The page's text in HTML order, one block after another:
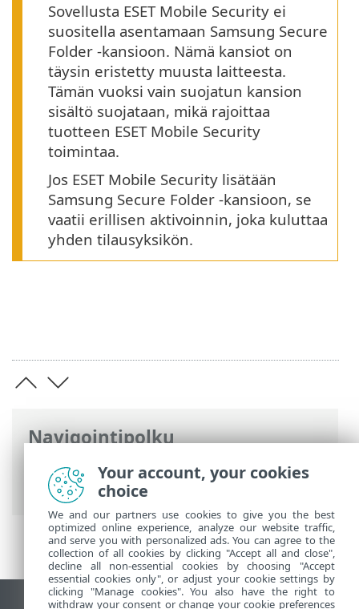
Navigointipolku
ESET-online-ohje>ESET Mobile Security>
Installation_gp
Sovellusta ESET Mobile Security ei
suositella asentamaan Samsung Secure
Folder -kansioon. Nämä kansiot on
täysin eristetty muusta laitteesta.
Tämän vuoksi vain suojatun kansion
sisältö suojataan, mikä rajoittaa
tuotteen ESET Mobile Security
toimintaa.
Jos ESET Mobile Security lisätään
Samsung Secure Folder -kansioon, se
vaatii erillisen aktivoinnin, joka kuluttaa
yhden tilausyksikön.
Your account, your cookies
choice
We and our partners use cookies to give you the best
optimized online experience, analyze our website traffic,
and serve you with personalized ads. You can agree to the
collection of all cookies by clicking "Accept all and close",
decline all non-essential cookies by choosing "Accept
essential cookies only", or adjust your cookie settings by
clicking "Manage cookies". You also have the right to
withdraw your consent or change your cookie preferences